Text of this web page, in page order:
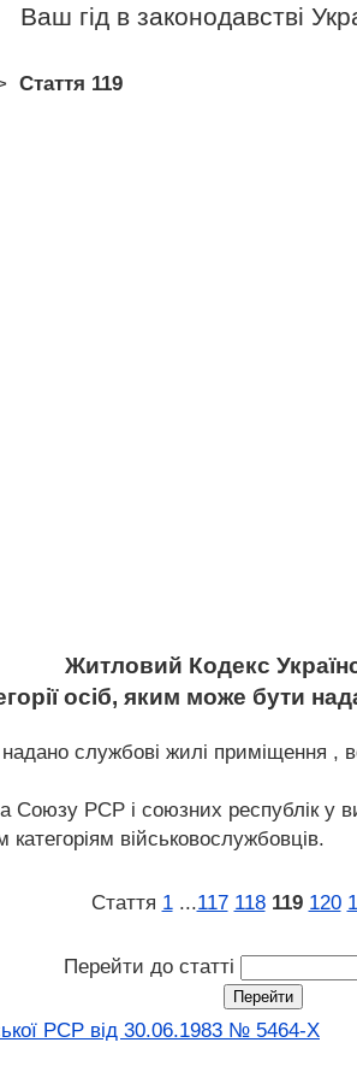
Ваш гід в законодавстві
Стаття 119
Житловий Кодекс
осіб, яким може бути
надано службові жилі приміщення
Союзу РСР і союзних республік у
військовослужбовців.
Стаття 1 ...117 118 119 120
Перейти до статті
РСР від 30.06.1983 № 5464-X